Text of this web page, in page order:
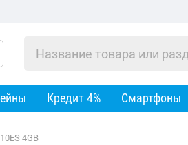
Кредит 4% Смартфоны
4GB